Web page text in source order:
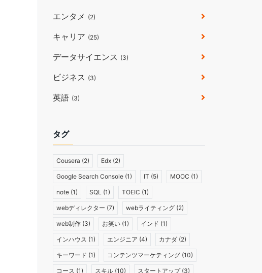
エンタメ (2)
キャリア (25)
データサイエンス (3)
ビジネス (3)
英語 (3)
タグ
Cousera (2) Edx (2)
Google Search Console (1) IT (5) MOOC (1)
note (1) SQL (1) TOEIC (1)
webディレクター (7) webライティング (2)
web制作 (3) お笑い (1) インド (1)
インハウス (1) エンジニア (4) カナダ (2)
キーワード (1) コンテンツマーケティング (10)
コース (1) スキル (10) スタートアップ(3)